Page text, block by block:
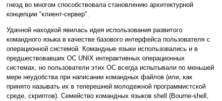
гнезд во многом способствовала становлению архитектурной
концепции "клиент-сервер".
Удачной находкой явилась идея использования развитого
командного языка в качестве базового интерфейса пользователя с
операционной системой. Командные языки использовались и в
предшествовавших ОС UNIX интерактивных операционных
системах, но пользователи этих ОС всегда испытывали по меньшей
мере неудобства при написании командных файлов (или, как
принято называть их в теперешней молодежной программистской
среде, скриптов). Семейство командных языков shell (Bourne-shell,